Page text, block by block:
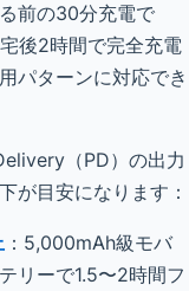
前の30分充電で
後2時間で完全充電
パターンに対応でき
（PD）の出力
が目安になります：
：5,000mAh級モバ
リーで1.5〜2時間フ